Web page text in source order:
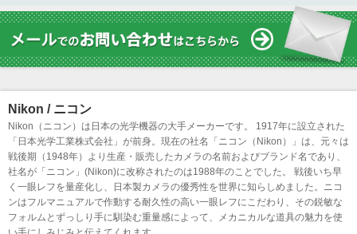
Nikon / ニコン
Nikon（ニコン）は日本の光学機器の大手メーカーです。 1917年に設立された
「日本光学工業株式会社」が前身。現在の社名「ニコン（Nikon）」は、元々は
戦後期（1948年）より生産・販売したカメラの名前およびブランド名であり、
社名が「ニコン」(Nikon)に改称されたのは1988年のことでした。 戦後いち早
く一眼レフを量産化し、日本製カメラの優秀性を世界に知らしめました。ニコ
ンはフルマニュアルで作動する耐久性の高い一眼レフにこだわり、その鋭敏な
フォルムとずっしり手に馴染む重量感によって、メカニカルな道具の魅力を使